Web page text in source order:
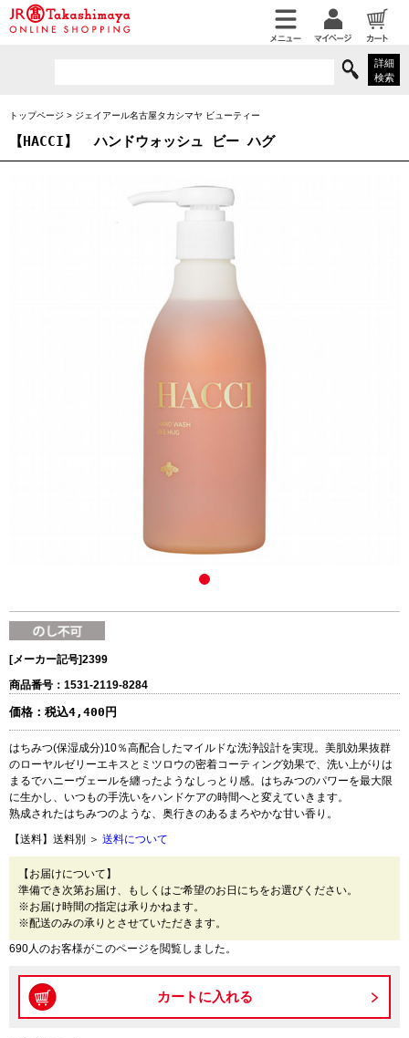
詳細
検索
トップページ > ジェイアール名古屋タカシマヤ ビューティー
【HACCI】ハンドウォッシュ ビー ハグ
[メーカー記号]2399
商品番号：1531-2119-8284
価格： 税込4,400円
はちみつ(保湿成分)10％高配合したマイルドな洗浄設計を実現。美肌効果抜群
のローヤルゼリーエキスとミツロウの密着コーティング効果で、洗い上がりは
まるでハニーヴェールを纏ったようなしっとり感。はちみつのパワーを最大限
に生かし、いつもの手洗いをハンドケアの時間へと変えていきます。
熟成されたはちみつのような、奥行きのあるまろやかな甘い香り。
【送料】送料別 ＞ 送料について
【お届けについて】
準備でき次第お届け、もしくはご希望のお日にちをお選びください。
※お届け時間の指定は承りかねます。
※配送のみの承りとさせていただきます。
690人のお客様がこのページを閲覧しました。